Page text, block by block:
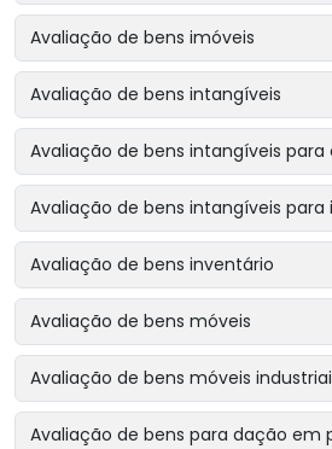
Avaliação de bens imóveis
Avaliação de bens intangíveis
Avaliação de bens intangíveis para
Avaliação de bens intangíveis para
Avaliação de bens inventário
Avaliação de bens móveis
Avaliação de bens móveis
Avaliação de bens para dação em